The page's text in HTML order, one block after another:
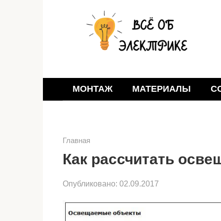
МОНТАЖ МАТЕРИАЛЫ
Главная
Как рассчитать
Опубликовано: 02.09.2017